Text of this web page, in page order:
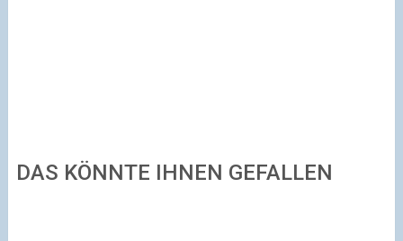
DAS KÖNNTE IHNEN GEFALLEN